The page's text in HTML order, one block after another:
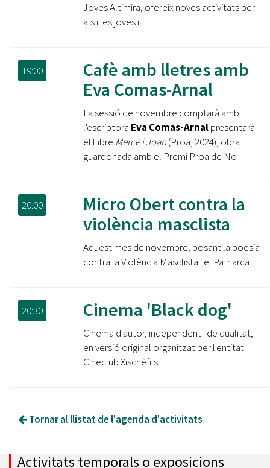
Joves Altimira, ofereix noves activitats per
als i les joves i l
19:00
Cafè amb lletres amb
Eva Comas-Arnal
La sessió de novembre comptarà amb
l'escriptora Eva Comas-Arnalpresentarà
el llibre Mercè i Joan(Proa, 2024), obra
guardonada amb el Premi Proa de No
20:00
Micro Obert contra la
violència masclista
Aquest mes de novembre, posant la poesia
contra la Violència Masclista i el Patriarcat.
20:30 Cinema 'Black dog'
Cinema d'autor, independent i de qualitat,
en versió original organitzat per l'entitat
Cineclub Xiscnèfils.
Tornar al llistat de l'agenda d'activitats
Activitats temporals o exposicions